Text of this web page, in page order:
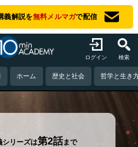
義解説を無料メルマガで配信
ログイン 検索
ホーム 歴史と社会 哲学と生き
シリーズは第2話まで